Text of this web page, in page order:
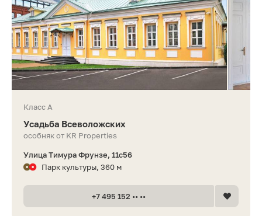
Класс A
Усадьба Всеволожских
особняк от KR Properties
Улица Тимура Фрунзе, 11с56
Парк культуры, 360 м
+7 495 152 •• ••